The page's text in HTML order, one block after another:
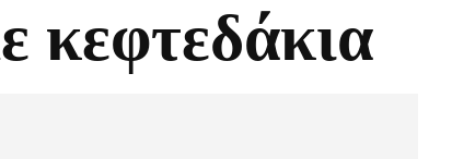
κεφτεδάκια